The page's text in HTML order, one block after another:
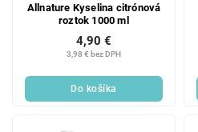
Allnature Kyselina citrónová
roztok 1000 ml
3,98 € bez DPH
4,90 €
Do košíka